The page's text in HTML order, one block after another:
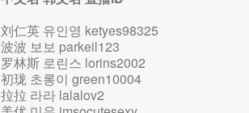
刘仁英 유인영 ketyes98325
波波 보보 parkeil123
罗林斯 로린스 lorins2002
初珑 초롱이 green10004
拉拉 라라 lalalov2